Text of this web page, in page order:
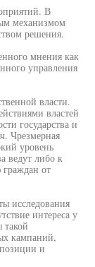
В
механизмом
решения.
мнения как
управления
власти.
властей
государства и
Чрезмерная
уровень
ведут либо к
от
исследования
интереса у
кампаний,
и